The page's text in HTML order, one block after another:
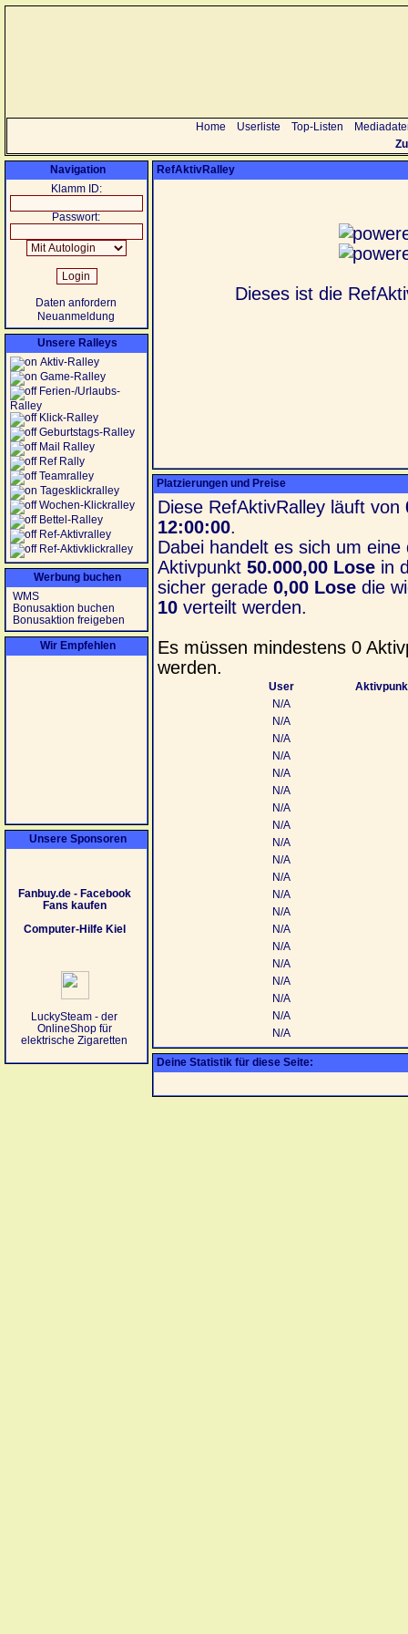
Home Userliste Top-Listen
Navigation
Klamm ID:
Passwort:
Daten anfordern
Neuanmeldung
Unsere Ralleys
Aktiv-Ralley
Game-Ralley
Ferien-/Urlaubs-
Ralley
Klick-Ralley
Geburtstags-Ralley
Mail Ralley
Ref Rally
Teamralley
Tagesklickralley
Wochen-Klickralley
Bettel-Ralley
Ref-Aktivralley
Ref-Aktivklickralley
Werbung buchen
WMS
Bonusaktion buchen
Bonusaktion freigeben
Wir Empfehlen
Unsere Sponsoren
Fanbuy.de - Facebook
Fans kaufen
Computer-Hilfe Kiel
LuckySteam - der
OnlineShop für
elektrische Zigaretten
RefAktivRalley
Dieses ist die
Platzierungen und Preise
Diese RefAktivRalley läuft von
12:00:00.
Dabei handelt es sich um
Aktivpunkt 50.000,00 Lose in
sicher gerade 0,00 Lose die
10 verteilt werden.
Es müssen mindestens 0
werden.
User
N/A
N/A
N/A
N/A
N/A
N/A
N/A
N/A
N/A
N/A
N/A
N/A
N/A
N/A
N/A
N/A
N/A
N/A
N/A
N/A
Deine Statistik für diese Seite: